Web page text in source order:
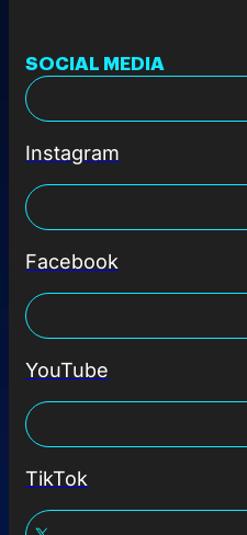
SOCIAL MEDIA
Instagram
Facebook
YouTube
TikTok